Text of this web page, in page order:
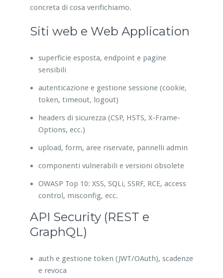
concreta di cosa verifichiamo.
Siti web e Web Application
superficie esposta, endpoint e pagine
sensibili
autenticazione e gestione sessione (cookie,
token, timeout, logout)
headers di sicurezza (CSP, HSTS, X-Frame-
Options, ecc.)
upload, form, aree riservate, pannelli admin
componenti vulnerabili e versioni obsolete
OWASP Top 10: XSS, SQLi, SSRF, RCE, access
control, misconfig, ecc.
API Security (REST e
GraphQL)
auth e gestione token (JWT/OAuth), scadenze
e revoca